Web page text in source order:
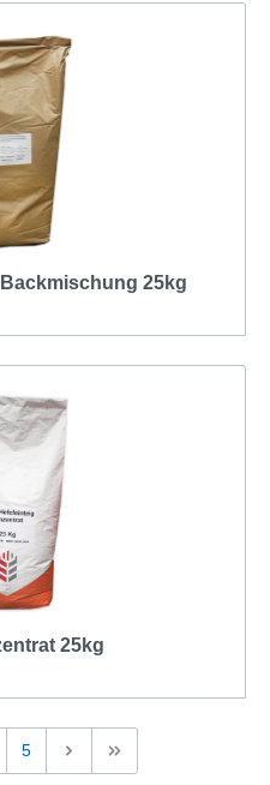
25kg
25kg
5